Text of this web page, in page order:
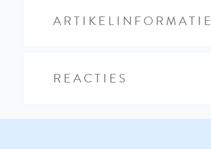
ARTIKELINFORMATIE
REACTIES